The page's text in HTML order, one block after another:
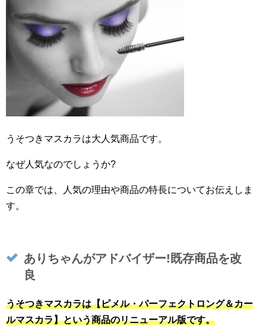
うそつきマスカラは大人気商品です。
なぜ人気なのでしょうか?
この章では、人気の理由や商品の特長についてお伝えしま
す。
ありちゃんがアドバイザー!既存商品を改
良
うそつきマスカラは【ピメル・パーフェクトロング＆カー
ルマスカラ】という商品のリニューアル版です。